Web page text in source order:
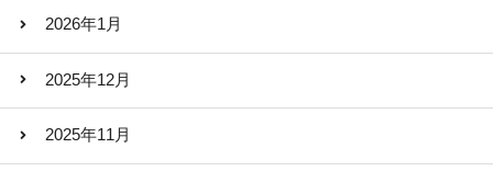
2026年1月
2025年12月
2025年11月